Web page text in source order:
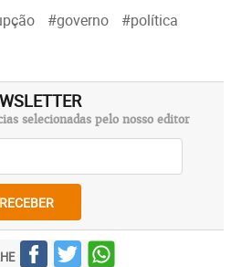
#governo #política
selecionadas pelo nosso editor
RECEBER